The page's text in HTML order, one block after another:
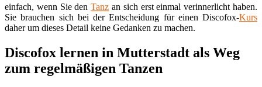
einfach, wenn Sie denTanz an sich erst einmal verinnerlicht haben.
Sie brauchen sich bei der Entscheidung für einen Discofox-Kurs
daher um dieses Detail keine Gedanken zu machen.
Discofox lernen in Mutterstadt als Weg
zum regelmäßigen Tanzen